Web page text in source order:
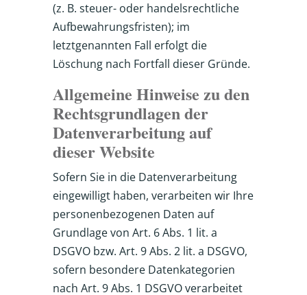
(z. B. steuer- oder handelsrechtliche
Aufbewahrungsfristen); im
letztgenannten Fall erfolgt die
Löschung nach Fortfall dieser Gründe.
Allgemeine Hinweise zu den
Rechtsgrundlagen der
Datenverarbeitung auf
dieser Website
Sofern Sie in die Datenverarbeitung
eingewilligt haben, verarbeiten wir Ihre
personenbezogenen Daten auf
Grundlage von Art. 6 Abs. 1 lit. a
DSGVO bzw. Art. 9 Abs. 2 lit. a DSGVO,
sofern besondere Datenkategorien
nach Art. 9 Abs. 1 DSGVO verarbeitet